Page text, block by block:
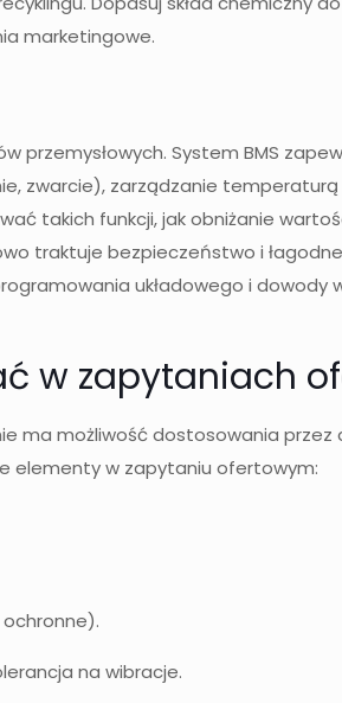
marketingowe.
System BMS
zwarcie), zarządzanie
takich funkcji, jak obniżanie
traktuje bezpieczeństwo i
układowego i
w zapytaniach
ma możliwość dostosowania
elementy w zapytaniu ofertowym:
na wibracje.